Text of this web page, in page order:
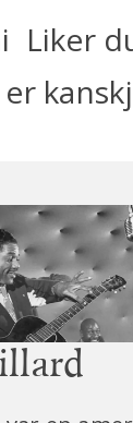
Liker
er